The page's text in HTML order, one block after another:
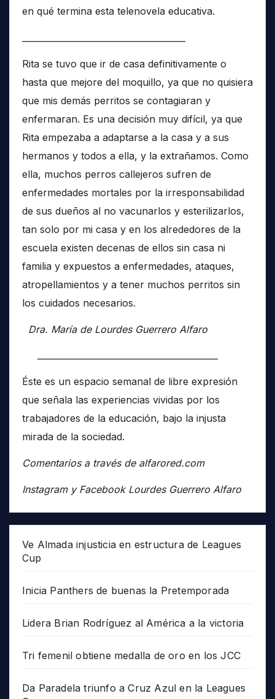
en qué termina esta telenovela educativa.
Rita se tuvo que ir de casa definitivamente o
hasta que mejore del moquillo, ya que no quisiera
que mis demás perritos se contagiaran y
enfermaran. Es una decisión muy difícil, ya que
Rita empezaba a adaptarse a la casa y a sus
hermanos y todos a ella, y la extrañamos. Como
ella, muchos perros callejeros sufren de
enfermedades mortales por la irresponsabilidad
de sus dueños al no vacunarlos y esterilizarlos,
tan solo por mi casa y en los alrededores de la
escuela existen decenas de ellos sin casa ni
familia y expuestos a enfermedades, ataques,
atropellamientos y a tener muchos perritos sin
los cuidados necesarios.
Dra. María de Lourdes Guerrero Alfaro
Éste es un espacio semanal de libre expresión
que señala las experiencias vividas por los
trabajadores de la educación, bajo la injusta
mirada de la sociedad.
Comentarios a través de alfarored.com
Instagram y Facebook Lourdes Guerrero Alfaro
Ve Almada injusticia en estructura de Leagues
Cup
Inicia Panthers de buenas la Pretemporada
Lidera Brian Rodríguez al América a la victoria
Tri femenil obtiene medalla de oro en los JCC
Da Paradela triunfo a Cruz Azul en la Leagues